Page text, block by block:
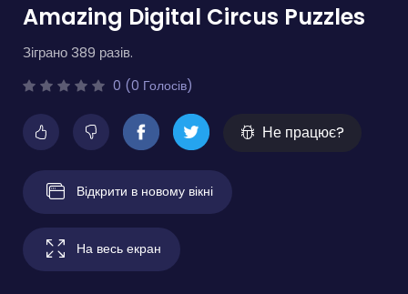
Amazing Digital Circus Puzzles
Зіграно 389 разів.
0 (0 Голосів)
Не працює?
Відкрити в новому вікні
На весь екран